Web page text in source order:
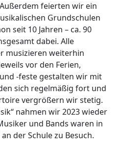
feierten wir ein
Grundschulen
seit 10 Jahren – ca. 90
dabei. Alle
musizieren weiterhin
vor den Ferien,
-feste gestalten wir mit
sich regelmäßig fort und
vergrößern wir stetig.
nahmen wir 2023 wieder
und Bands waren in
der Schule zu Besuch.